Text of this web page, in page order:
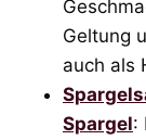
Geltung
auch als
Spargel: